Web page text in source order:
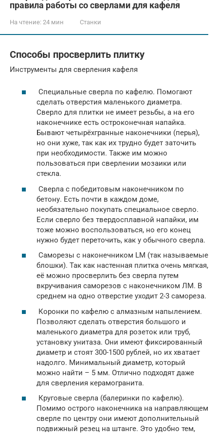
правила работы со сверлами для кафеля
На чтение: 24 мин Станки
Способы просверлить плитку
Инструменты для сверления кафеля
Специальные сверла по кафелю. Помогают
сделать отверстия маленького диаметра.
Сверло для плитки не имеет резьбы, а на его
наконечнике есть остроконечная напайка.
Бывают четырёхгранные наконечники (перья),
но они хуже, так как их трудно будет заточить
при необходимости. Также им можно
пользоваться при сверлении мозаики или
стекла.
Сверла с победитовым наконечником по
бетону. Есть почти в каждом доме,
необязательно покупать специальное сверло.
Если сверло без твердосплавной напайки, им
тоже можно воспользоваться, но его конец
нужно будет переточить, как у обычного сверла.
Саморезы с наконечником LM (так называемые
блошки). Так как настенная плитка очень мягкая,
её можно просверлить без сверла путем
вкручивания саморезов с наконечником ЛМ. В
среднем на одно отверстие уходит 2-3 самореза.
Коронки по кафелю с алмазным напылением.
Позволяют сделать отверстия большого и
маленького диаметра для розеток или труб,
установку унитаза. Они имеют фиксированный
диаметр и стоят 300-1500 рублей, но их хватает
надолго. Минимальный диаметр, который
можно найти – 5 мм. Отлично подходят даже
для сверления керамогранита.
Круговые сверла (балеринки по кафелю).
Помимо острого наконечника на направляющем
сверле по центру они имеют дополнительный
подвижный резец на штанге. Это удобно тем,